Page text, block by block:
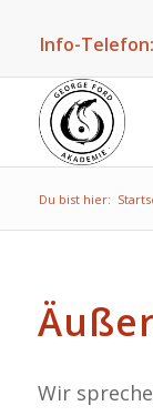
Info-Telefon:
Du bist hier:
Wir